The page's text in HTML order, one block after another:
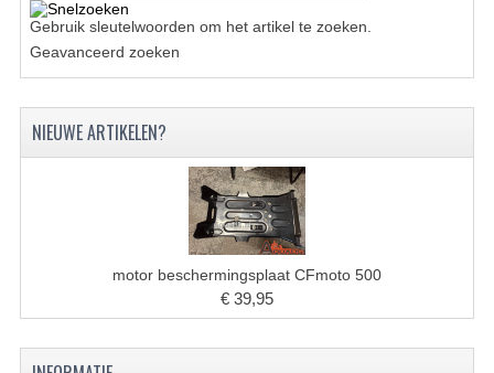
UITLAAT
VERLICHTING
SHINERAY 300 STE
SHINERAY 300ST 5E
SHINERAY 350ST-2E
SHINERAY SPYDER/STIXE 250CC
Gebruik sleutelwoorden om het artikel te zoeken.
Geavanceerd zoeken
NIEUWE ARTIKELEN?
motor beschermingsplaat CFmoto 500
€ 39,95